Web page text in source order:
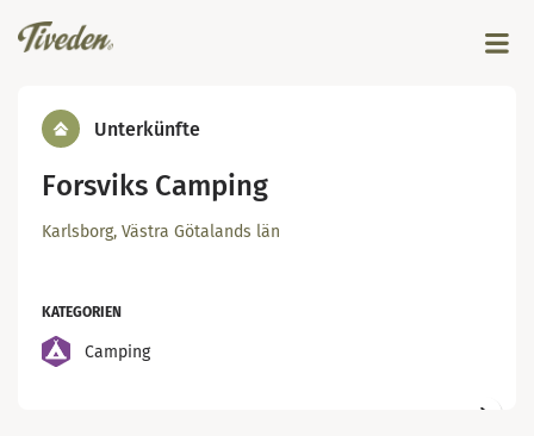
Unterkünfte
Forsviks Camping
Karlsborg, Västra Götalands län
KATEGORIEN
Camping